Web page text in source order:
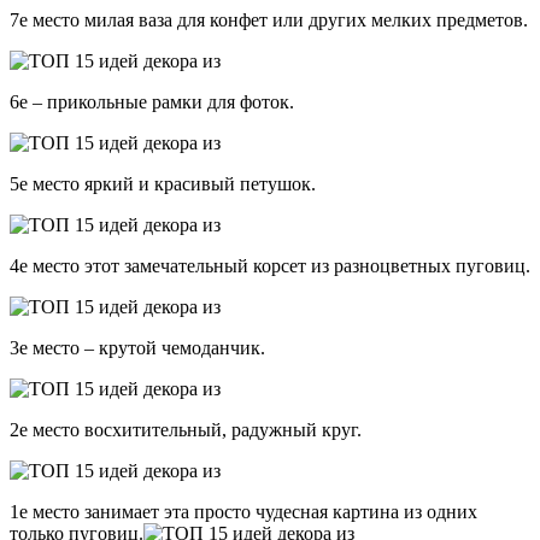
7е место милая ваза для конфет или других мелких предметов.
6е – прикольные рамки для фоток.
5е место яркий и красивый петушок.
4е место этот замечательный корсет из разноцветных пуговиц.
3е место – крутой чемоданчик.
2е место восхитительный, радужный круг.
1е место занимает эта просто чудесная картина из одних
только пуговиц.